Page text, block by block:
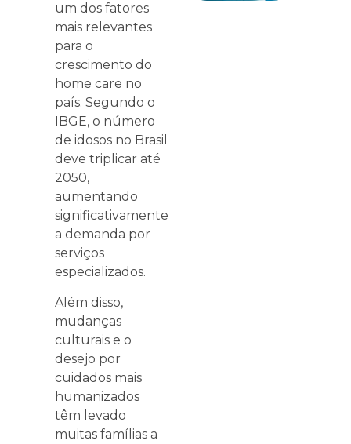
um dos fatores
mais relevantes
para o
crescimento do
home care no
país. Segundo o
IBGE, o número
de idosos no Brasil
deve triplicar até
2050,
aumentando
significativamente
a demanda por
serviços
especializados.
Além disso,
mudanças
culturais e o
desejo por
cuidados mais
humanizados
têm levado
muitas famílias a